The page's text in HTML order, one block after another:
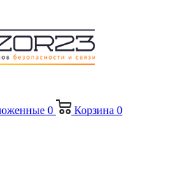
0 Корзина 0